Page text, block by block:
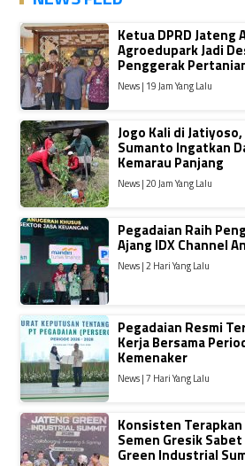
Ketua DPRD Jateng
Agroedupark Jadi
Penggerak
News | 19 Jam Yang Lalu
Jogo Kali di
Sumanto Ingatkan
Kemarau Panjang
News | 20 Jam Yang Lalu
Pegadaian Raih
Ajang IDX Channel
News | 2 Hari Yang Lalu
Pegadaian Resmi
Kerja Bersama
Kemenaker
News | 7 Hari Yang Lalu
Konsisten
Semen Gresik
Green Industrial